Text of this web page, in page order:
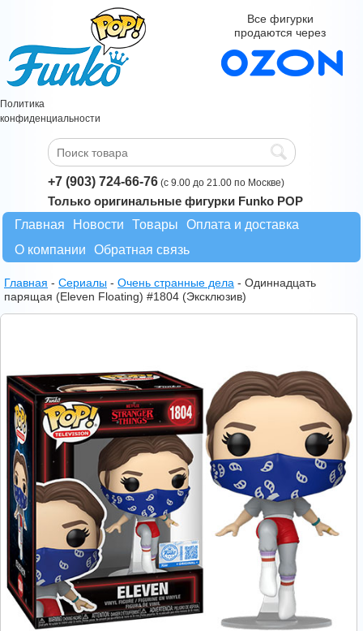
Политика
конфиденциальности
Все фигурки
продаются через
+7 (903) 724-66-76 (с 9.00 до 21.00 по Москве)
Только оригинальные фигурки Funko POP
Главная
Новости Товары
Оплата и доставка
О компании
Обратная связь
Главная - Сериалы - Очень странные дела - Одиннадцать
парящая (Eleven Floating) #1804 (Эксклюзив)